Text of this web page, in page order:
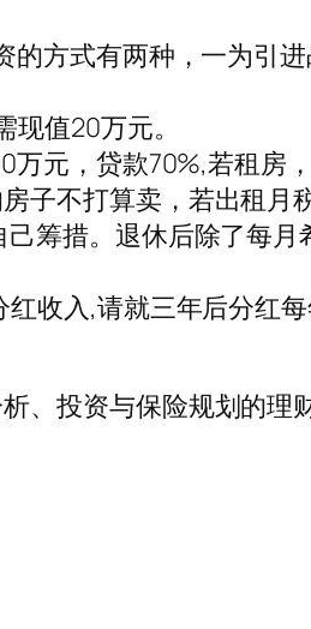
方式有两种，一为引
值20万元。
元，贷款70%,若租房
子不打算卖，若出租月
筹措。退休后除了每
收入,请就三年后分红
、投资与保险规划的理